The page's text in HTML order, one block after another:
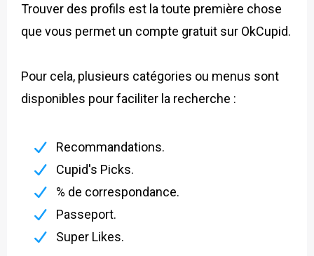
Trouver des profils est la toute première chose
que vous permet un compte gratuit sur OkCupid.
Pour cela, plusieurs catégories ou menus sont
disponibles pour faciliter la recherche :
Recommandations.
Cupid's Picks.
% de correspondance.
Passeport.
Super Likes.